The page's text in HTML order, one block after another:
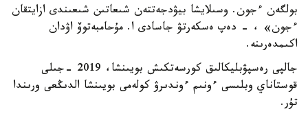
بولگەن ءجون. وسىلايشا بيۋدجەتتەن شىعاتىن شىعىندى ازايتقان
ءجون» ، - دەپ ەسكەرتۋ جاسادى ا. مۇحامبەتوۆ اۋدان
اكىمدەرىنە.
جالپى رەسپۋبليكالىق كورسەتكىش بويىنشا، 2019 -جىلى
قوستاناي وبلىسى ءونىم ءوندىرۋ كولەمى بويىنشا الدىڭعى ورىندا
تۇر.